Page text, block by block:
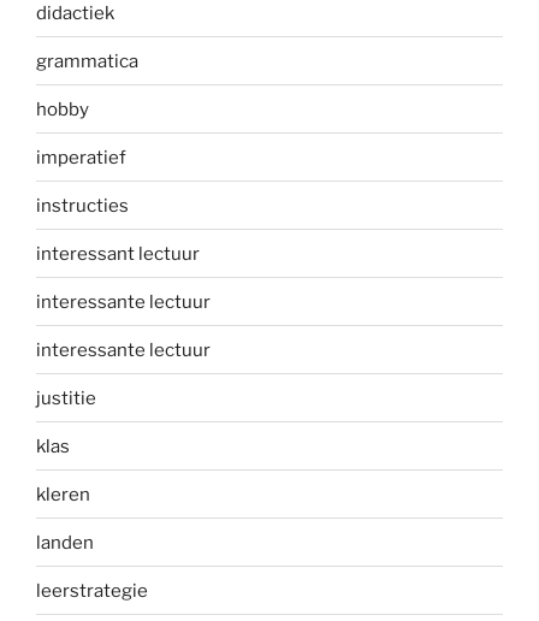
didactiek
grammatica
hobby
imperatief
instructies
interessant lectuur
interessante lectuur
interessante lectuur
justitie
klas
kleren
landen
leerstrategie